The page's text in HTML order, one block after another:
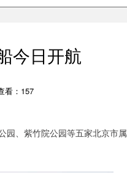
今日开航
看：157
园、紫竹院公园等五家北京市属